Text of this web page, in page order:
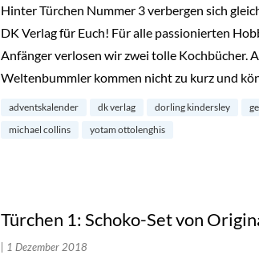
Hinter Türchen Nummer 3 verbergen sich
DK Verlag für Euch! Für alle passionierten
Anfänger verlosen wir zwei tolle Kochbücher.
Weltenbummler kommen nicht zu kurz und
adventskalender dk verlag dorling kindersley
michael collins
yotam ottolenghis
Türchen 1: Schoko-Set von
| 1 Dezember 2018